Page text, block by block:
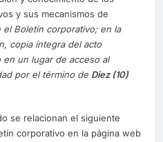
y sus mecanismos de
el Boletín corporativo; en la
copia íntegra del acto
en un lugar de acceso al
por el término de Diez (10)
se relacionan el siguiente
corporativo en la página web